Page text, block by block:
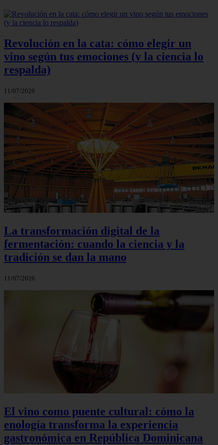
Revolución en la cata: cómo elegir un
vino según tus emociones (y la ciencia lo
respalda)
11/07/2026
La transformación digital de la
fermentación: cuando la ciencia y la
tradición se dan la mano
11/07/2026
El vino como puente cultural: cómo la
enología transforma la experiencia
gastronómica en República Dominicana